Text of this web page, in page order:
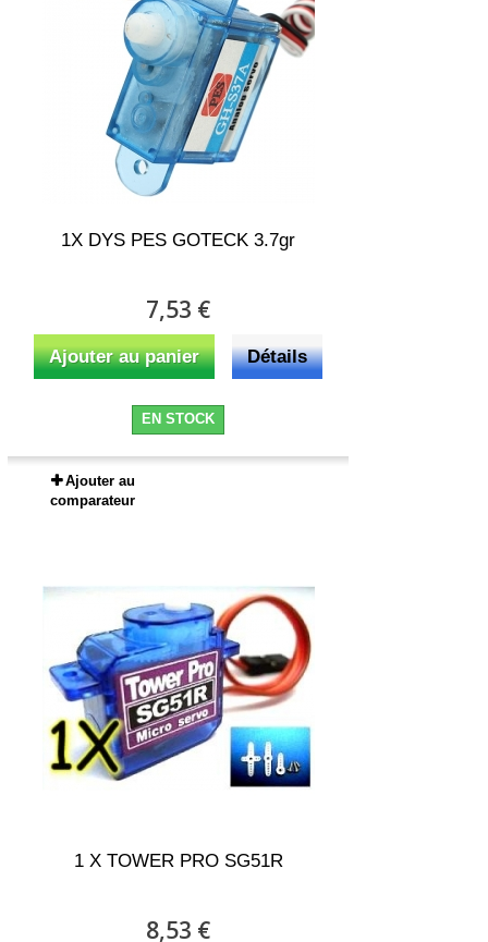
1X DYS PES GOTECK 3.7gr
7,53 €
Ajouter au panier Détails
EN STOCK
Ajouter au
comparateur
1 X TOWER PRO SG51R
8,53 €